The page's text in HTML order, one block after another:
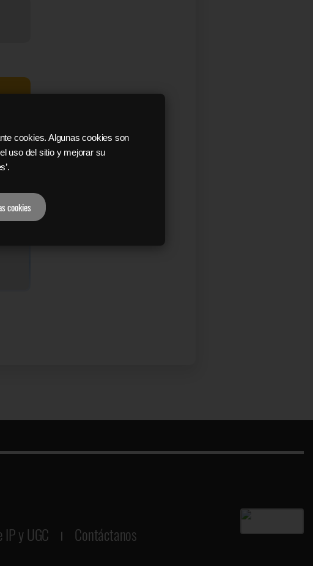
cookies. Algunas cookies son
uso del sitio y mejorar su
cookies
y UGC Contáctanos